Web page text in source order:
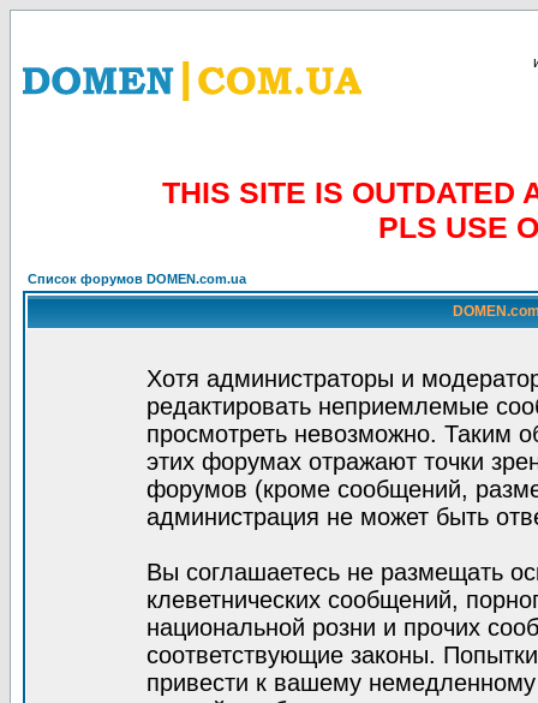
THIS SITE IS OUTDATED
PLS USE
Список форумов DOMEN.com.ua
Хотя администраторы и
редактировать неприемлемые
просмотреть невозможно. Таким
этих форумах отражают точки
форумов (кроме сообщений,
администрация не может быть
Вы соглашаетесь не размещать
клеветнических сообщений,
национальной розни и прочих
соответствующие законы.
привести к вашему